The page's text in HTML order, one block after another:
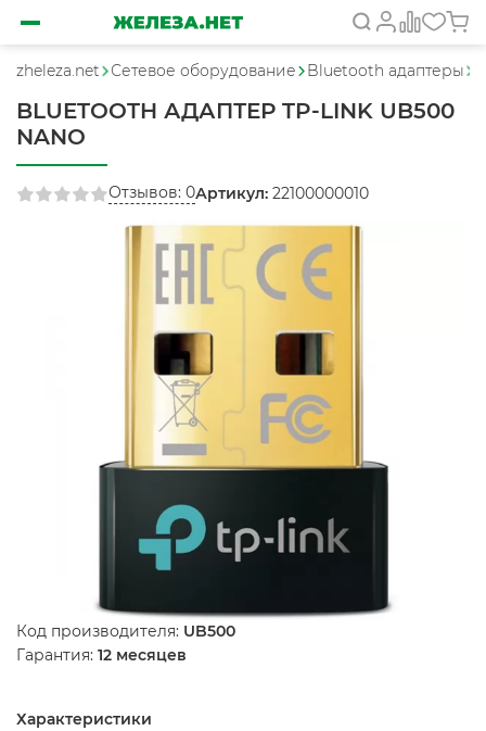
zheleza.net Сетевое оборудование Bluetooth адаптеры
BLUETOOTH АДАПТЕР TP-LINK UB500
NANO
Отзывов: 0Артикул: 22100000010
Код производителя: UB500
Гарантия: 12 месяцев
Характеристики